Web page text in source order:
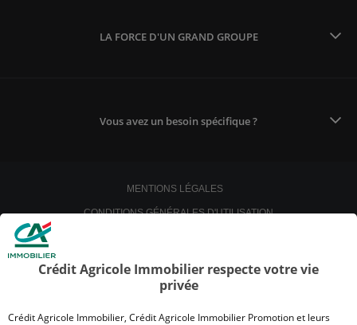
LA FORCE D'UN GRAND GROUPE
Vous avez un besoin spécifique ?
MENTIONS LÉGALES
CONDITIONS GÉNÉRALES D'UTILISATION
SATISFACTION CLIENT
Crédit Agricole Immobilier respecte votre vie
privée
Crédit Agricole Immobilier, Crédit Agricole Immobilier Promotion et leurs